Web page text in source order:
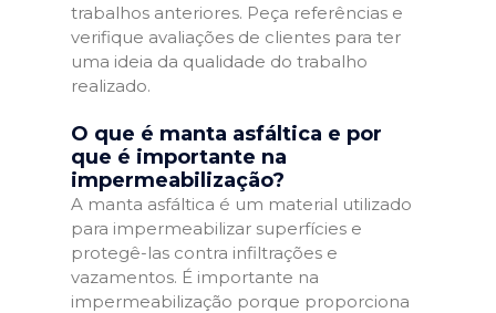
trabalhos anteriores. Peça referências e
verifique avaliações de clientes para ter
uma ideia da qualidade do trabalho
realizado.
O que é manta asfáltica e por
que é importante na
impermeabilização?
A manta asfáltica é um material utilizado
para impermeabilizar superfícies e
protegê-las contra infiltrações e
vazamentos. É importante na
impermeabilização porque proporciona